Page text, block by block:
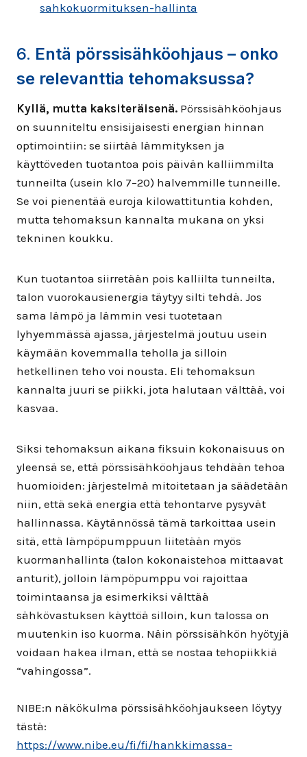
sahkokuormituksen-hallinta
6. Entä pörssisähköohjaus – onko
se relevanttia tehomaksussa?
Kyllä, mutta kaksiteräisenä. Pörssisähköohjaus
on suunniteltu ensisijaisesti energian hinnan
optimointiin: se siirtää lämmityksen ja
käyttöveden tuotantoa pois päivän kalliimmilta
tunneilta (usein klo 7–20) halvemmille tunneille.
Se voi pienentää euroja kilowattituntia kohden,
mutta tehomaksun kannalta mukana on yksi
tekninen koukku.
Kun tuotantoa siirretään pois kalliilta tunneilta,
talon vuorokausienergia täytyy silti tehdä. Jos
sama lämpö ja lämmin vesi tuotetaan
lyhyemmässä ajassa, järjestelmä joutuu usein
käymään kovemmalla teholla ja silloin
hetkellinen teho voi nousta. Eli tehomaksun
kannalta juuri se piikki, jota halutaan välttää, voi
kasvaa.
Siksi tehomaksun aikana fiksuin kokonaisuus on
yleensä se, että pörssisähköohjaus tehdään tehoa
huomioiden: järjestelmä mitoitetaan ja säädetään
niin, että sekä energia että tehontarve pysyvät
hallinnassa. Käytännössä tämä tarkoittaa usein
sitä, että lämpöpumppuun liitetään myös
kuormanhallinta (talon kokonaistehoa mittaavat
anturit), jolloin lämpöpumppu voi rajoittaa
toimintaansa ja esimerkiksi välttää
sähkövastuksen käyttöä silloin, kun talossa on
muutenkin iso kuorma. Näin pörssisähkön hyötyjä
voidaan hakea ilman, että se nostaa tehopiikkiä
“vahingossa”.
NIBE:n näkökulma pörssisähköohjaukseen löytyy
tästä:
https://www.nibe.eu/fi/fi/hankkimassa-